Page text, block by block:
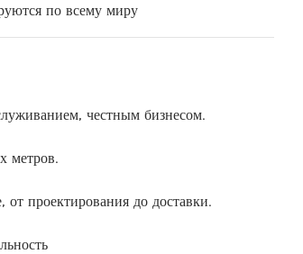
по всему миру
честным бизнесом.
метров.
проектирования до доставки.